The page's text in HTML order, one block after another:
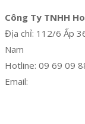
Công Ty TNHH
Địa chỉ: 112/6 Ấp
Nam
Hotline: 09 69 09
Email: